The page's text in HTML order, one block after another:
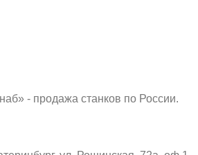
- продажа станков по России.